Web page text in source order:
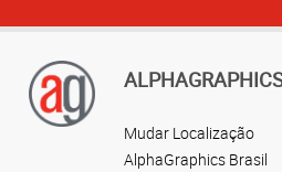
Mudar Localização
AlphaGraphics Brasil